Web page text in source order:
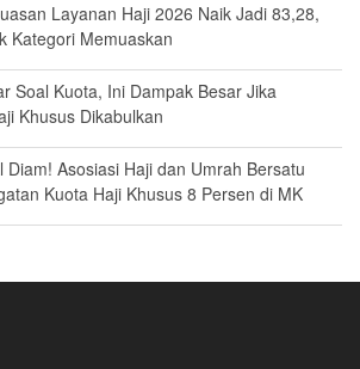
Layanan Haji 2026 Naik Jadi 83,28,
Kategori Memuaskan
Soal Kuota, Ini Dampak Besar Jika
Khusus Dikabulkan
Diam! Asosiasi Haji dan Umrah Bersatu
Kuota Haji Khusus 8 Persen di MK